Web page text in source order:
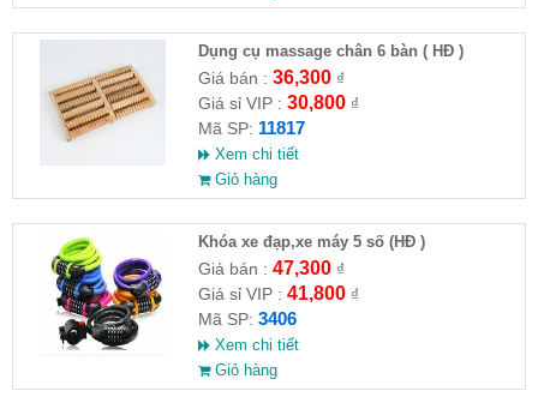
Dụng cụ massage chân 6 bàn ( HĐ )
Giá bán : 36,300₫
Giá sỉ VIP : 30,800₫
Mã SP: 11817
Xem chi tiết
Giỏ hàng
Khóa xe đạp,xe máy 5 số (HĐ )
Giá bán : 47,300₫
Giá sỉ VIP : 41,800₫
Mã SP: 3406
Xem chi tiết
Giỏ hàng